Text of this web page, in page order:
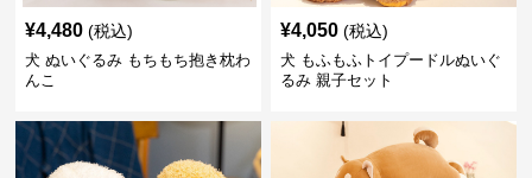
¥4,480 (税込)
犬 ぬいぐるみ もちもち抱き枕わ
んこ
¥4,050 (税込)
犬 もふもふトイプードルぬいぐ
るみ 親子セット